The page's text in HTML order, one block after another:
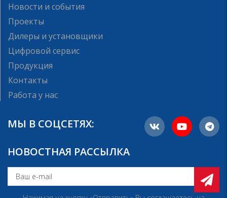
Новости и события
Проекты
Дилеры и установщики
Цифровой сервис
Продукция
Контакты
Работа у нас
МЫ В СОЦСЕТЯХ:
НОВОСТНАЯ РАССЫЛКА